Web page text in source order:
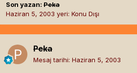
Son yazan: Peka
Haziran 5, 2003 yeri: Konu Dışı
Peka
Mesaj tarihi: Haziran 5, 2003